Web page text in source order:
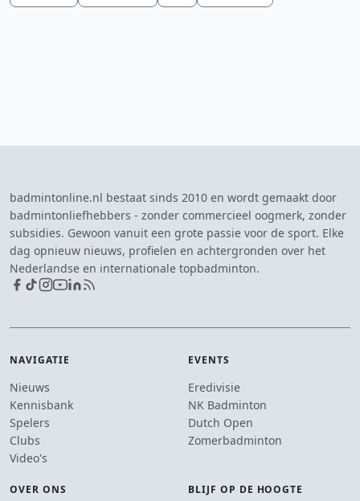
badmintonline.nl bestaat sinds 2010 en wordt gemaakt door
badmintonliefhebbers - zonder commercieel oogmerk, zonder
subsidies. Gewoon vanuit een grote passie voor de sport. Elke
dag opnieuw nieuws, profielen en achtergronden over het
Nederlandse en internationale topbadminton.
NAVIGATIE
Nieuws
Kennisbank
Spelers
Clubs
Video's
EVENTS
Eredivisie
NK Badminton
Dutch Open
Zomerbadminton
OVER ONS BLIJF OP DE HOOGTE